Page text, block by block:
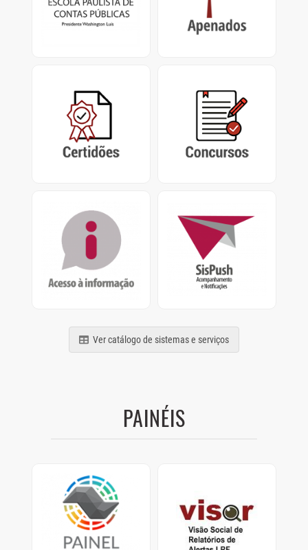
Presidente Washington
Luís.
Certificado de
Apenamento e
Certidão Negativa de
Contas Julgadas
Irregulares e Certidão de
Tempo de Contribuição
Concursos encerrados,
em andamento e
abertos do Tribunal de
Contas do Estado de São
Pedidos de Acesso nos
termos da Lei nº
12.527/2011
Sistema de
Acompanhamento e
Notificações de
relatórios, processos e
comunicados
Ver catálogo de sistemas e serviços
PAINÉIS
Painel Clima SP
Painel com dados de
como os Municípios
estão se preparando
Visão Social de
Relatórios de Alertas
LRF.